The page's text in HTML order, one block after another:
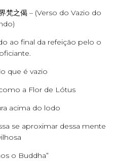
梵之偈 – (Verso do Vazio do
ao final da refeição pelo o
que é vazio
a Flor de Lótus
acima do lodo
se aproximar dessa mente
o Buddha”